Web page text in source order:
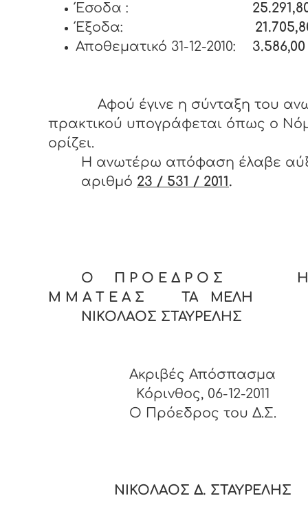
Έσοδα :
Έξοδα:
Αποθεματικό 31-12-2010:
Αφού έγινε η σύνταξη του
πρακτικού υπογράφεται όπως ο
ορίζει.
Η ανωτέρω απόφαση έλαβε
αριθμό 23 / 531 / 2011 .
Ο Π Ρ Ο Ε Δ Ρ Ο Σ Η
Μ Μ Α Τ Ε Α Σ ΤΑ ΜΕΛΗ
ΝΙΚΟΛΑΟΣ ΣΤΑΥΡΕΛΗΣ
Ακριβές Απόσπασμα
Κόρινθος, 06-12-2011
O Πρόεδρος του Δ.Σ.
ΝΙΚΟΛΑΟΣ Δ. ΣΤΑΥΡΕΛΗΣ